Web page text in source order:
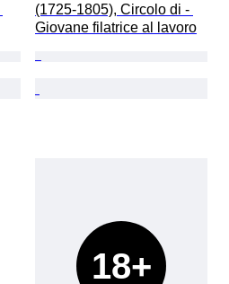
(1725-1805), Circolo di -
Giovane filatrice al lavoro
18+